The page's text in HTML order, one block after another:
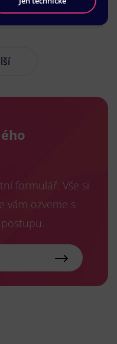
formulář. Vše si
vám ozveme s